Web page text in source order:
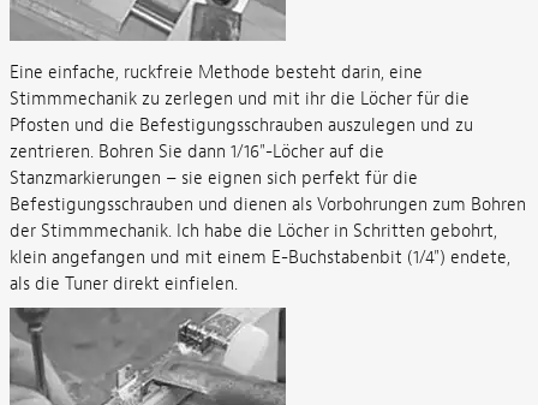
Eine einfache, ruckfreie Methode besteht darin, eine
Stimmmechanik zu zerlegen und mit ihr die Löcher für die
Pfosten und die Befestigungsschrauben auszulegen und zu
zentrieren. Bohren Sie dann 1/16"-Löcher auf die
Stanzmarkierungen – sie eignen sich perfekt für die
Befestigungsschrauben und dienen als Vorbohrungen zum Bohren
der Stimmmechanik. Ich habe die Löcher in Schritten gebohrt,
klein angefangen und mit einem E-Buchstabenbit (1/4") endete,
als die Tuner direkt einfielen.